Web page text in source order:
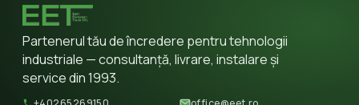
Partenerul tău de încredere pentru tehnologii
industriale — consultanță, livrare, instalare și
service din 1993.